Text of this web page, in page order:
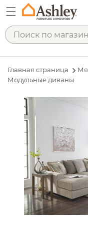
Главная страница
Модульные диваны